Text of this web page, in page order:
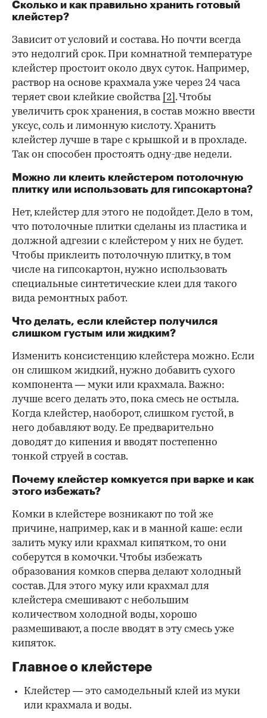
Сколько и как правильно хранить готовый
клейстер?
Зависит от условий и состава. Но почти всегда
это недолгий срок. При комнатной температуре
клейстер простоит около двух суток. Например,
раствор на основе крахмала уже через 24 часа
теряет свои клейкие свойства [2] . Чтобы
увеличить срок хранения, в состав можно ввести
уксус, соль и лимонную кислоту. Хранить
клейстер лучше в таре с крышкой и в прохладе.
Так он способен простоять одну-две недели.
Можно ли клеить клейстером потолочную
плитку или использовать для гипсокартона?
Нет, клейстер для этого не подойдет. Дело в том,
что потолочные плитки сделаны из пластика и
должной адгезии с клейстером у них не будет.
Чтобы приклеить потолочную плитку, в том
числе на гипсокартон, нужно использовать
специальные синтетические клеи для такого
вида ремонтных работ.
Что делать, если клейстер получился
слишком густым или жидким?
Изменить консистенцию клейстера можно. Если
он слишком жидкий, нужно добавить сухого
компонента — муки или крахмала. Важно:
лучше всего делать это, пока смесь не остыла.
Когда клейстер, наоборот, слишком густой, в
него добавляют воду. Ее предварительно
доводят до кипения и вводят постепенно
тонкой струей в состав.
Почему клейстер комкуется при варке и как
этого избежать?
Комки в клейстере возникают по той же
причине, например, как и в манной каше: если
залить муку или крахмал кипятком, то они
соберутся в комочки. Чтобы избежать
образования комков сперва делают холодный
состав. Для этого муку или крахмал для
клейстера смешивают с небольшим
количеством холодной воды, хорошо
размешивают, а после вводят в эту смесь уже
кипяток.
Главное о клейстере
Клейстер — это самодельный клей из муки
или крахмала и воды.